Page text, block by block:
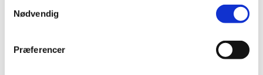
Nødvendig
Præferencer
laboratoriekontrol og anvender råvarer af høj renhed for at
AF Micro E kan anvendes som en del af den daglige
vedligeholdelse af både blandede revakvarier og